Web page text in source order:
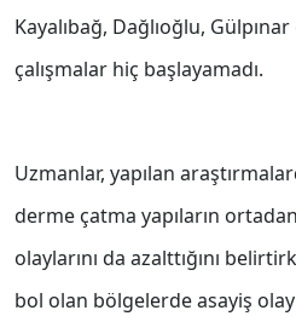
Kayalıbağ, Dağlıoğlu,
çalışmalar hiç başlayamadı.
Uzmanlar, yapılan
derme çatma yapıların
olaylarını da azalttığını
bol olan bölgelerde asayiş